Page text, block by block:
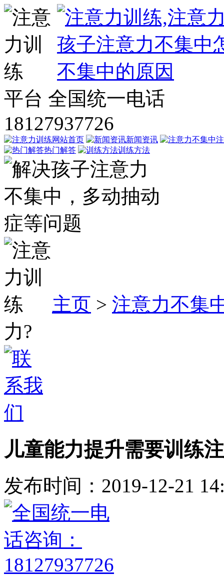
平台 全国统一电话
18127937726
网站首页 新闻资讯
热门解答
训练方法
主页 > 注意力不集
力?
儿童能力提升需要训练
发布时间：2019-12-21